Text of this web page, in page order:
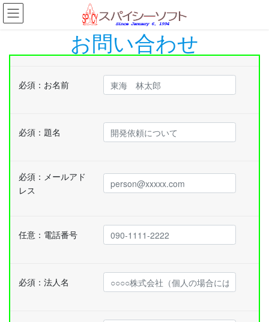
コ
ン
ナ
ビ
お問い合わせ
必須： お名前
必須： 題名
必須： メールアド
レス
任意： 電話番号
必須： 法人名